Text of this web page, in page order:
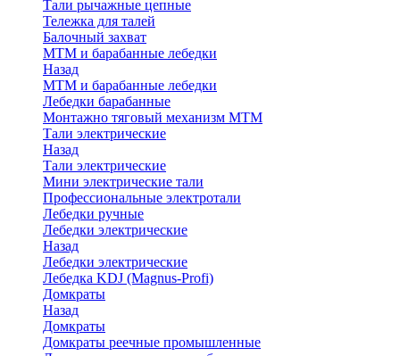
Тали рычажные цепные
Тележка для талей
Балочный захват
МТМ и барабанные лебедки
Назад
МТМ и барабанные лебедки
Лебедки барабанные
Монтажно тяговый механизм МТМ
Тали электрические
Назад
Тали электрические
Мини электрические тали
Профессиональные электротали
Лебедки ручные
Лебедки электрические
Назад
Лебедки электрические
Лебедка KDJ (Magnus-Profi)
Домкраты
Назад
Домкраты
Домкраты реечные промышленные